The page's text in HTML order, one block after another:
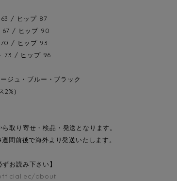
/ ヒップ 87
67 / ヒップ 90
/ ヒップ 93
73 / ヒップ 96
ジュ・ブルー・ブラック
）
取り寄せ・検品・発送となります。
間前後で海外より発送いたします。
お読み下さい】
about